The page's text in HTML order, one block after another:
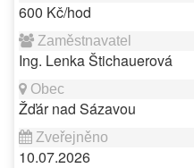
600 Kč/hod
Ing. Lenka Štichauerová
Žďár nad Sázavou
10.07.2026